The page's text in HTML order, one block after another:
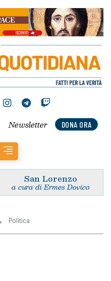
DONA ORA
Newsletter
San Lorenzo
a cura di Ermes Dovico
Politica